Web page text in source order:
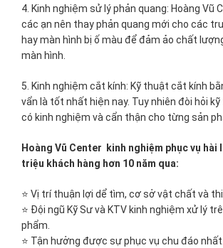
4. Kinh nghiệm sử lý phản quang: Hoàng Vũ
các ạn nên thay phản quang mới cho các
hay màn hình bị ố màu để đảm ảo chất
màn hình.
5. Kinh nghiệm cắt kính: Kỹ thuật cắt kính
vẩn là tốt nhất hiện nay. Tuy nhiên đòi hỏi
có kinh nghiệm và cẩn thận cho từng sản
Hoàng Vũ Center kinh nghiệm phục vụ hài
triệu khách hàng hơn 10 năm qua:
⭐ Vị trí thuận lợi dể tìm, cơ sở vật chất và
⭐ Đội ngũ Kỹ Sư và KTV kinh nghiệm xử lý
phẩm.
⭐ Tận hưởng được sự phục vụ chu đáo nhất.